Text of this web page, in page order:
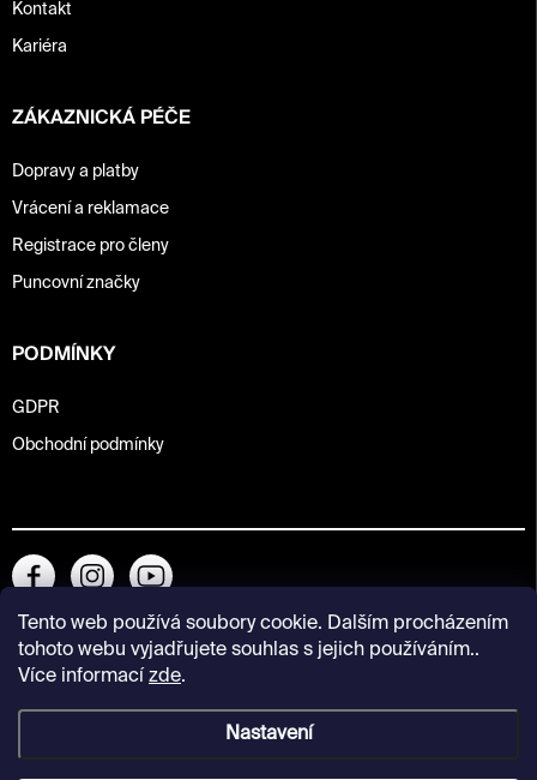
Tento web používá soubory cookie. Dalším procházením
tohoto webu vyjadřujete souhlas s jejich používáním..
Více informací zde.
Nastavení
Kontakt
Kariéra
ZÁKAZNICKÁ PÉČE
Dopravy a platby
Vrácení a reklamace
Registrace pro členy
Puncovní značky
PODMÍNKY
GDPR
Obchodní podmínky